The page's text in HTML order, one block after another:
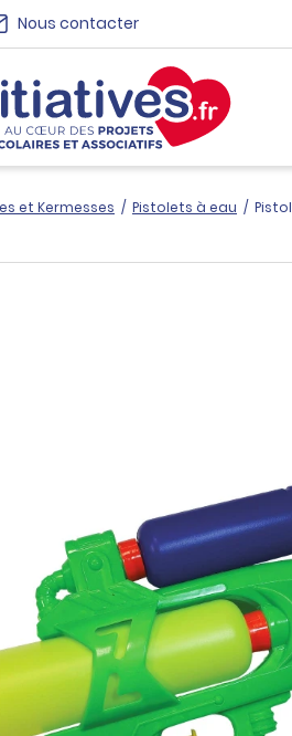
Nous contacter
et Kermesses / Pistolets à eau /